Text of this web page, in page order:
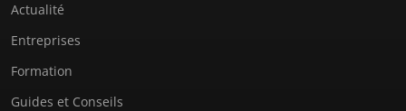
Actualité
Entreprises
Formation
Guides et Conseils